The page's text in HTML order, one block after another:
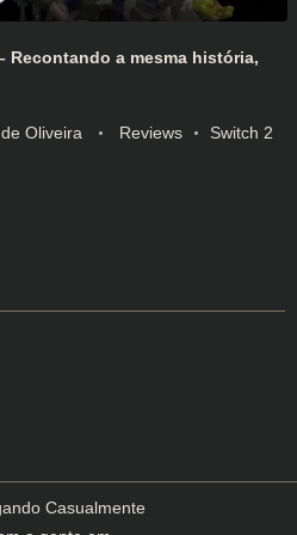
Recontando a mesma história,
Oliveira Reviews Switch 2
Casualmente